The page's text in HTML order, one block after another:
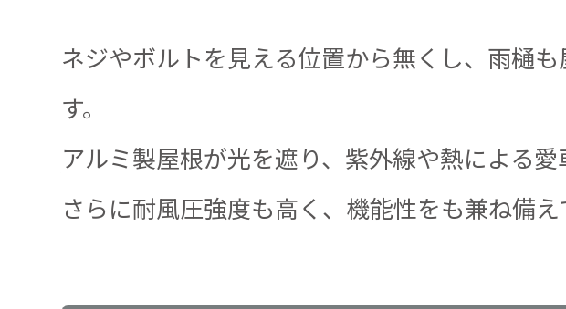
ネジやボルトを見える位置から無くし、雨樋
す。
アルミ製屋根が光を遮り、紫外線や熱による愛
さらに耐風圧強度も高く、機能性をも兼ね備え